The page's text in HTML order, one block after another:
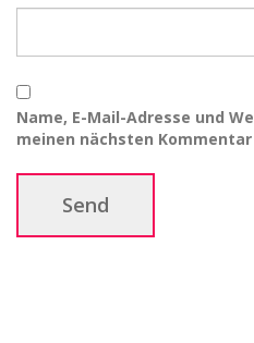
Name, E-Mail-Adresse und
meinen nächsten